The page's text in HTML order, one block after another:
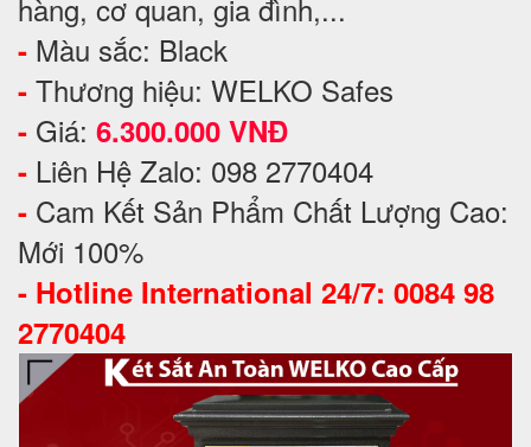
hàng, cơ quan, gia đình,...
- Màu sắc: Black
- Thương hiệu: WELKO Safes
- Giá: 6.300.000 VNĐ
- Liên Hệ Zalo: 098 2770404
- Cam Kết Sản Phẩm Chất Lượng Cao:
Mới 100%
- Hotline International 24/7: 0084 98
2770404